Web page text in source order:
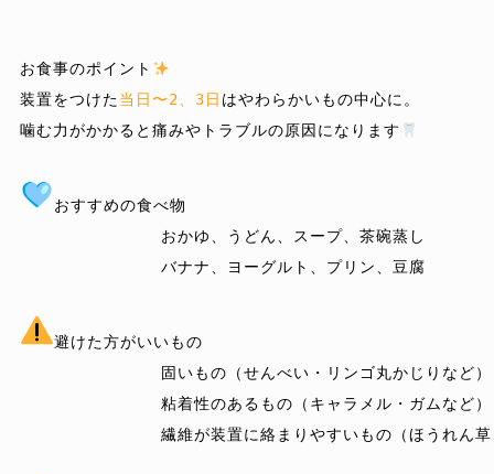
お食事のポイント
装置をつけた当日〜2、3日 はやわらかいもの中心に。
噛む力がかかると痛みやトラブルの原因になります
おすすめの食べ物
避けた方がいいもの